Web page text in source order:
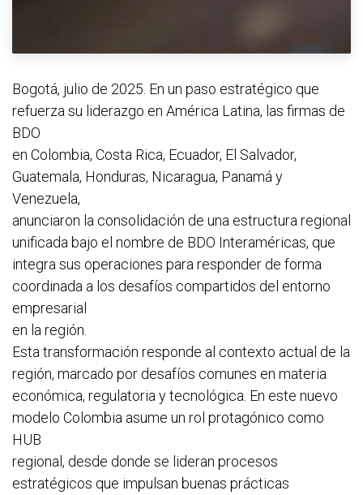
Bogotá, julio de 2025. En un paso estratégico que
refuerza su liderazgo en América Latina, las firmas de
BDO
en Colombia, Costa Rica, Ecuador, El Salvador,
Guatemala, Honduras, Nicaragua, Panamá y
Venezuela,
anunciaron la consolidación de una estructura regional
unificada bajo el nombre de BDO Interaméricas, que
integra sus operaciones para responder de forma
coordinada a los desafíos compartidos del entorno
empresarial
en la región.
Esta transformación responde al contexto actual de la
región, marcado por desafíos comunes en materia
económica, regulatoria y tecnológica. En este nuevo
modelo Colombia asume un rol protagónico como
HUB
regional, desde donde se lideran procesos
estratégicos que impulsan buenas prácticas